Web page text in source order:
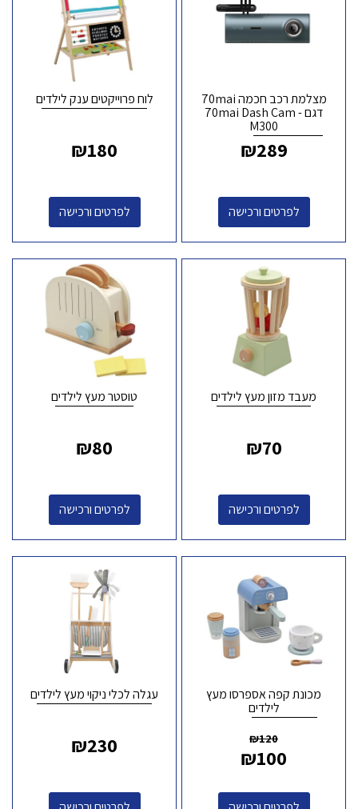
מצלמת רכב חכמה 70mai
דגם - 70mai Dash Cam
M300
₪289
לפרטים ורכישה
לוח פרוייקטים ענק לילדים
₪180
לפרטים ורכישה
מעבד מזון מעץ לילדים
₪70
לפרטים ורכישה
טוסטר מעץ לילדים
₪80
לפרטים ורכישה
מכונת קפה אספרסו מעץ
לילדים
₪120
₪100
עגלה לכלי ניקוי מעץ לילדים
₪230